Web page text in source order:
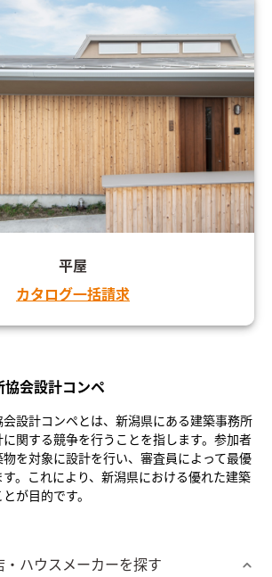
平屋
カタログ一括請求
協会設計コンペ
設計コンペとは、新潟県にある建築事務所
関する競争を行うことを指します。参加者
を対象に設計を行い、審査員によって最優
。これにより、新潟県における優れた建築
が目的です。
・ハウスメーカーを探す